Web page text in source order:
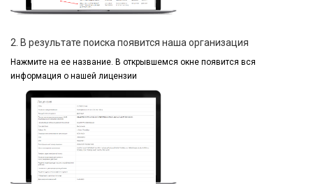
2. В результате поиска появится наша организация
Нажмите на ее название. В открывшемся окне появится вся
информация о нашей лицензии